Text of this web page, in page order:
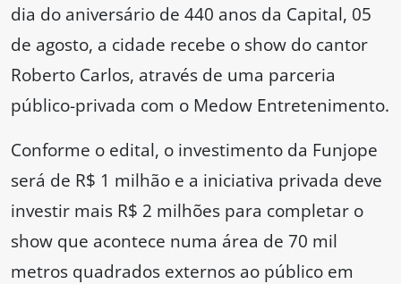
dia do aniversário de 440 anos da Capital, 05
de agosto, a cidade recebe o show do cantor
Roberto Carlos, através de uma parceria
público-privada com o Medow Entretenimento.
Conforme o edital, o investimento da Funjope
será de R$ 1 milhão e a iniciativa privada deve
investir mais R$ 2 milhões para completar o
show que acontece numa área de 70 mil
metros quadrados externos ao público em